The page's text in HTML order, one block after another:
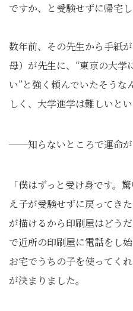
ですか、と受験せずに帰宅し
数年前、その先生から手紙
母）が先生に、“東京の大学
い”と強く頼んでいたそうな
しく、大学進学は難しいと
──知らないところで運命が
「僕はずっと受け身です。
え子が受験せずに戻ってき
が描けるから印刷屋はどう
で近所の印刷屋に電話をし
お宅でうちの子を使ってく
が決まりました。